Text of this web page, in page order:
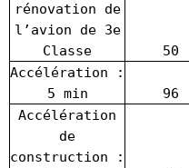
rénovation de
l’avion de 3e
Classe
50
Accélération :
5 min
96
Accélération
de
construction :